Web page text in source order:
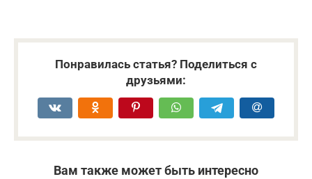
Понравилась статья? Поделиться с
друзьями:
Вам также может быть интересно